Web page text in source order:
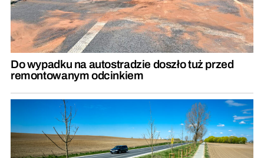
Do wypadku na autostradzie doszło tuż przed
remontowanym odcinkiem